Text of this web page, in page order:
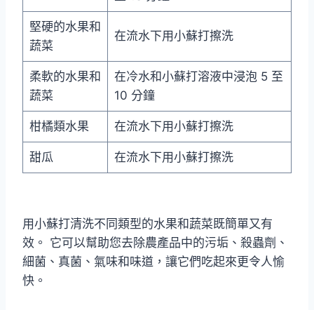
堅硬的水果和
蔬菜
在流水下用小蘇打擦洗
柔軟的水果和
蔬菜
在冷水和小蘇打溶液中浸泡 5 至
10 分鐘
柑橘類水果 在流水下用小蘇打擦洗
甜瓜 在流水下用小蘇打擦洗
用小蘇打清洗不同類型的水果和蔬菜既簡單又有
效。 它可以幫助您去除農產品中的污垢、殺蟲劑、
細菌、真菌、氣味和味道，讓它們吃起來更令人愉
快。